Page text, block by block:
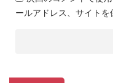
ールアドレス、サイトを